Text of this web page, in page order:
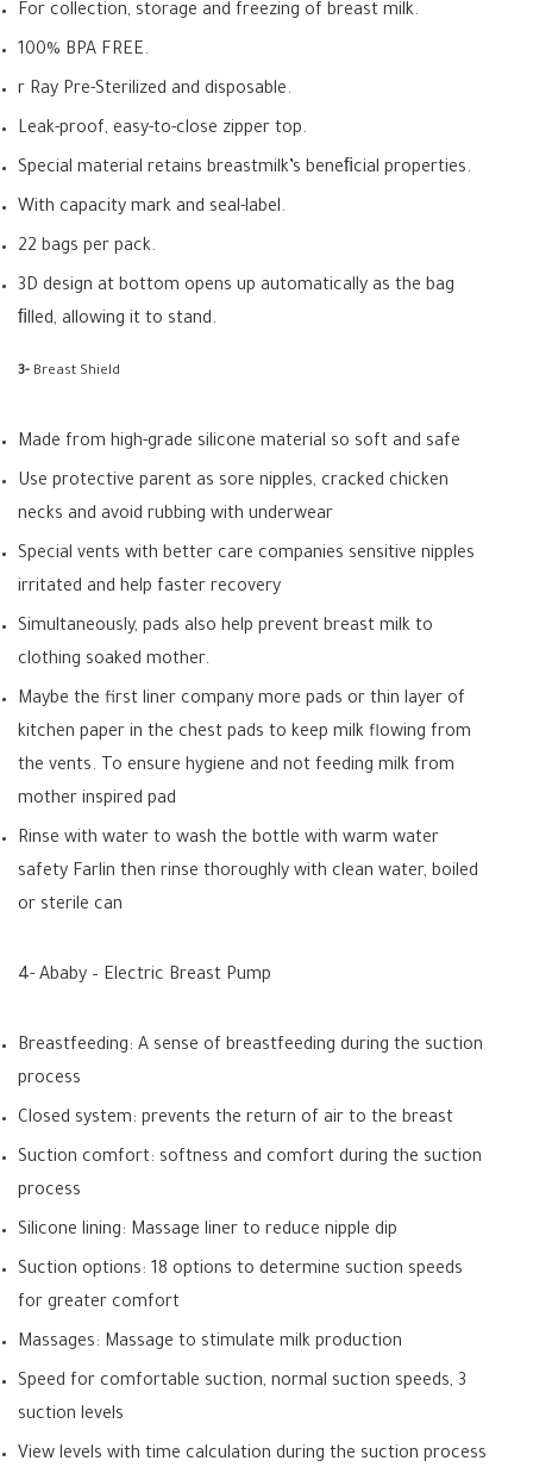
For collection, storage and freezing of breast milk.
100% BPA FREE.
r Ray Pre-Sterilized and disposable.
Leak-proof, easy-to-close zipper top.
Special material retains breastmilk’s beneﬁcial properties.
With capacity mark and seal-label.
22 bags per pack.
3D design at bottom opens up automatically as the bag
ﬁlled, allowing it to stand.
3- Breast Shield
Made from high-grade silicone material so soft and safe
Use protective parent as sore nipples, cracked chicken
necks and avoid rubbing with underwear
Special vents with better care companies sensitive nipples
irritated and help faster recovery
Simultaneously, pads also help prevent breast milk to
clothing soaked mother.
Maybe the first liner company more pads or thin layer of
kitchen paper in the chest pads to keep milk flowing from
the vents. To ensure hygiene and not feeding milk from
mother inspired pad
Rinse with water to wash the bottle with warm water
safety Farlin then rinse thoroughly with clean water, boiled
or sterile can
4- Ababy – Electric Breast Pump
Breastfeeding: A sense of breastfeeding during the suction
process
Closed system: prevents the return of air to the breast
Suction comfort: softness and comfort during the suction
process
Silicone lining: Massage liner to reduce nipple dip
Suction options: 18 options to determine suction speeds
for greater comfort
Massages: Massage to stimulate milk production
Speed for comfortable suction, normal suction speeds, 3
suction levels
View levels with time calculation during the suction process